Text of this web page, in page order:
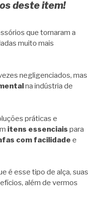
deste item!
que tornaram a
muito mais
negligenciados, mas
na indústria de
práticas e
itens essenciais para
com facilidade e
é esse tipo de alça, suas
além de vermos